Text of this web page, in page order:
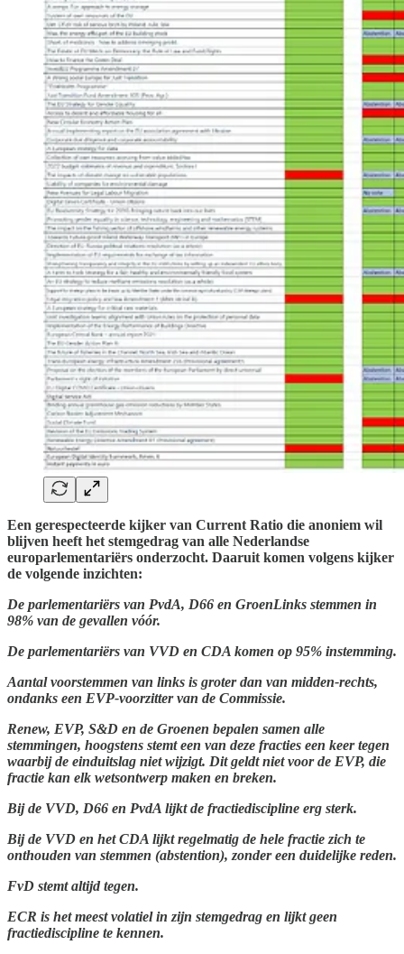
Een gerespecteerde kijker van Current Ratio die anoniem wil
blijven heeft het stemgedrag van alle Nederlandse
europarlementariërs onderzocht. Daaruit komen volgens kijker
de volgende inzichten:
De parlementariërs van PvdA, D66 en GroenLinks stemmen in
98% van de gevallen vóór.
De parlementariërs van VVD en CDA komen op 95% instemming.
Aantal voorstemmen van links is groter dan van midden-rechts,
ondanks een EVP-voorzitter van de Commissie.
Renew, EVP, S&D en de Groenen bepalen samen alle
stemmingen, hoogstens stemt een van deze fracties een keer tegen
waarbij de einduitslag niet wijzigt. Dit geldt niet voor de EVP, die
fractie kan elk wetsontwerp maken en breken.
Bij de VVD, D66 en PvdA lijkt de fractiediscipline erg sterk.
Bij de VVD en het CDA lijkt regelmatig de hele fractie zich te
onthouden van stemmen (abstention), zonder een duidelijke reden.
FvD stemt altijd tegen.
ECR is het meest volatiel in zijn stemgedrag en lijkt geen
fractiediscipline te kennen.